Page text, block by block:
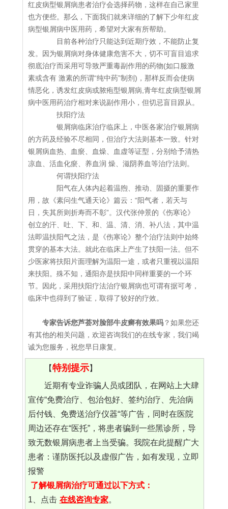
红皮病型银屑病患者治疗会选择药物，这样在自己家里
也方便些。那么，下面我们就来详细的了解下少年红皮
病型银屑病中医用药，希望对大家有所帮助。
目前各种治疗只能达到近期疗效，不能防止复
发。因为银屑病对身体健康危害不大，切不可盲目追求
彻底治疗而采用可导致严重毒副作用的药物(如口服激
素或含有 激素的所谓“纯中药”制剂)，那样反而会使病
情恶化，诱发红皮病或脓疱型银屑病,青年红皮病型银屑
病中医用药治疗相对来说副作用小，但切忌盲目跟从。
扶阳疗法
银屑病临床治疗临床上，中医各家治疗银屑病
的方药及经验不尽相同，但治疗大法则基本一致。针对
银屑病血热、血瘀、血燥、血虚等证型，分别给予清热
凉血、活血化瘀、养血润 燥、滋阴养血等治疗法则。
何谓扶阳疗法
阳气在人体内起着温煦、推动、固摄的重要作
用，故《素问生气通天论》篇云：“阳气者，若天与
日，失其所则折寿而不彰”。汉代张仲景的《伤寒论》
创立的汗、吐、下、和、温、清、消、补八法，其中温
法即温扶阳气之法，是《伤寒论》整个治疗法则中始终
贯穿的基本大法。就此在临床上产生了扶阳一法。但不
少医家将扶阳片面理解为温阳一途，或者只重视以温阳
来扶阳。殊不知，通阳亦是扶阳中同样重要的一个环
节。因此，采用扶阳疗法治疗银屑病也可谓有据可考，
临床中也得到了验证，取得了较好的疗效。
专家告诉您芦荟对脸部牛皮癣有效果吗 ？如果您还
有其他的相关问题，欢迎咨询我们的在线专家，我们竭
诚为您服务，祝您早日康复。
【特别提示】
近期有专业诈骗人员或团队，在网站上大肆
宣传“免费治疗、包治包好、签约治疗、先治病
后付钱、免费送治疗仪器“等广告，同时在医院
周边还存在“医托”，将患者骗到一些黑诊所，导
致无数银屑病患者上当受骗。我院在此提醒广大
患者：谨防医托以及虚假广告，如有发现，立即
报警
了解银屑病治疗可通过以下方式：
1、点击 在线咨询专家。